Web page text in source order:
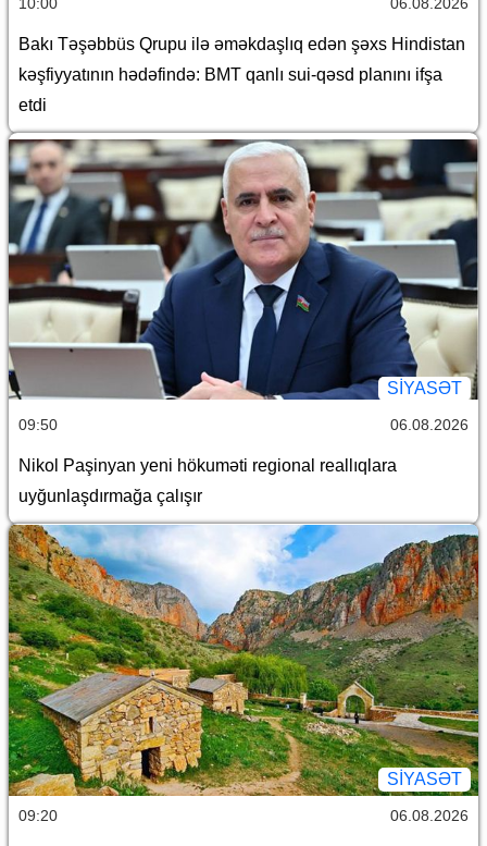
Bakı Təşəbbüs Qrupu ilə əməkdaşlıq edən şəxs Hindistan
kəşfiyyatının hədəfində: BMT qanlı sui-qəsd planını ifşa
etdi
SİYASƏT
09:50 06.08.2026
Nikol Paşinyan yeni hökuməti regional reallıqlara
uyğunlaşdırmağa çalışır
SİYASƏT
09:20 06.08.2026